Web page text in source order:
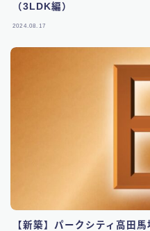
（3LDK編）
2024.08.17
【新築】パークシティ高田